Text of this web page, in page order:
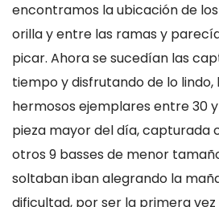
encontramos la ubicación de
orilla y entre las ramas y
picar. Ahora se sucedían las
tiempo y disfrutando de lo lindo,
hermosos ejemplares entre 30
pieza mayor del día, capturada
otros 9 basses de menor
soltaban iban alegrando la
dificultad, por ser la primera